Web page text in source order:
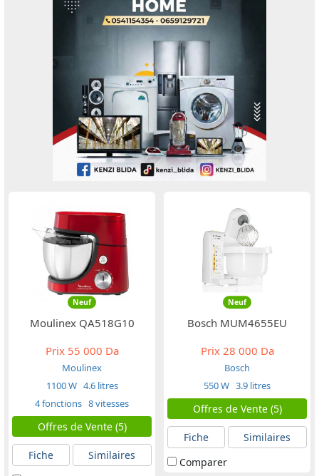
Neuf
Moulinex QA518G10
Prix55 000 Da
Moulinex
1100 W 4.6 litres
4 fonctions 8 vitesses
Offres de Vente (5)
Fiche
Similaires
Neuf
Bosch MUM4655EU
Prix28 000 Da
Bosch
550 W 3.9 litres
Offres de Vente (5)
Fiche
Similaires
Comparer